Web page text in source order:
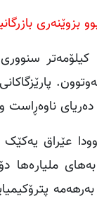
بزوێنەری
ئێران زیاتر لە
ناوەڕاست و
عێراق
ملیارەها
بەرهەمە